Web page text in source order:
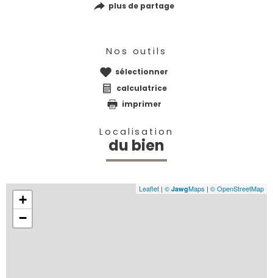
plus de partage
Nos outils
sélectionner
calculatrice
imprimer
Localisation
du bien
+
−
Leaflet | © JawgMaps | © OpenStreetMap